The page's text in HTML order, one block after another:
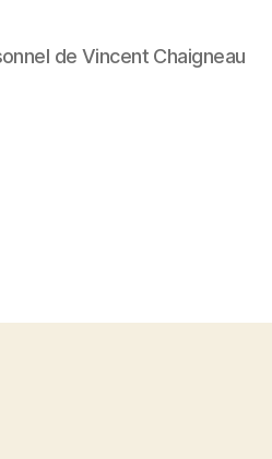
de Vincent Chaigneau